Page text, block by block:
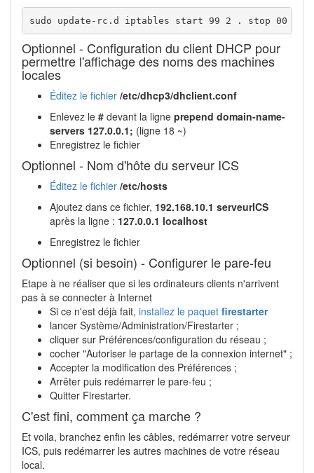
sudo update-rc.d iptables start 99 2 . stop 00 2
Optionnel - Configuration du client DHCP pour
permettre l'affichage des noms des machines
locales
Éditez le fichier /etc/dhcp3/dhclient.conf
Enlevez le # devant la ligne prepend domain-name-
servers 127.0.0.1; (ligne 18 ~)
Enregistrez le fichier
Optionnel - Nom d'hôte du serveur ICS
Éditez le fichier /etc/hosts
Ajoutez dans ce fichier, 192.168.10.1 serveurICS
après la ligne : 127.0.0.1 localhost
Enregistrez le fichier
Optionnel (si besoin) - Configurer le pare-feu
Etape à ne réaliser que si les ordinateurs clients n'arrivent
pas à se connecter à Internet
Si ce n'est déjà fait, installez le paquet firestarter
lancer Système/Administration/Firestarter ;
cliquer sur Préférences/configuration du réseau ;
cocher "Autoriser le partage de la connexion internet" ;
Accepter la modification des Préférences ;
Arrêter puis redémarrer le pare-feu ;
Quitter Firestarter.
C'est fini, comment ça marche ?
Et voila, branchez enfin les câbles, redémarrer votre serveur
ICS, puis redémarrer les autres machines de votre réseau
local.